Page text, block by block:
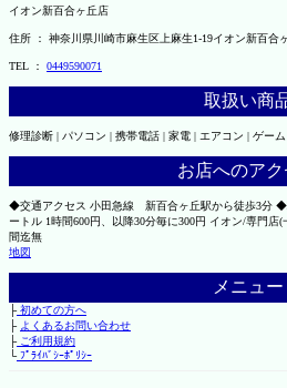
イオン新百合ヶ丘店
住所 ： 神奈川県川崎市麻生区上麻生1-19イオン新百合
TEL ： 0449590071
取扱い商
修理診断 | パソコン | 携帯電話 | 家電 | エアコン | ゲーム
お店へのアク
◆交通アクセス 小田急線 新百合ヶ丘駅から徒歩3分 ◆
ートル 1時間600円、以降30分毎に300円 イオン/専門店
間迄無
地図
メニュー
├初めての方へ
├ よくあるお問い合わせ
├ご利用規約
└ﾌﾟﾗｲﾊﾞｼｰﾎﾟﾘｼｰ